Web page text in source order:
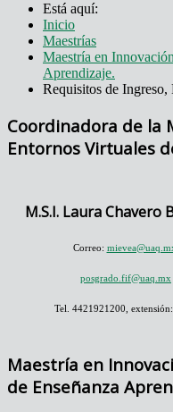
Está aquí:
Inicio
Maestrías
Maestría en
Aprendizaje.
Requisitos de Ingreso,
Coordinadora de la
Entornos Virtuales
M.S.I. Laura Chavero
Correo:
posgrado.fif@uaq.mx
Tel. 4421921200,
Maestría en
de Enseñanza